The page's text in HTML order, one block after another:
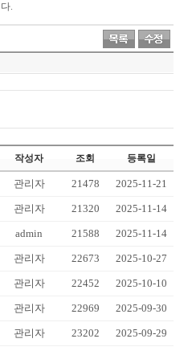
.
작성자 조회 등록일
관리자 21478 2025-11-21
관리자 21320 2025-11-14
admin 21588 2025-11-14
관리자 22673 2025-10-27
관리자 22452 2025-10-10
관리자 22969 2025-09-30
관리자 23202 2025-09-29